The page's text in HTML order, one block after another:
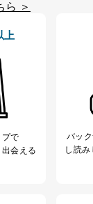
ら ＞
上
で
会える
バッ
し読み